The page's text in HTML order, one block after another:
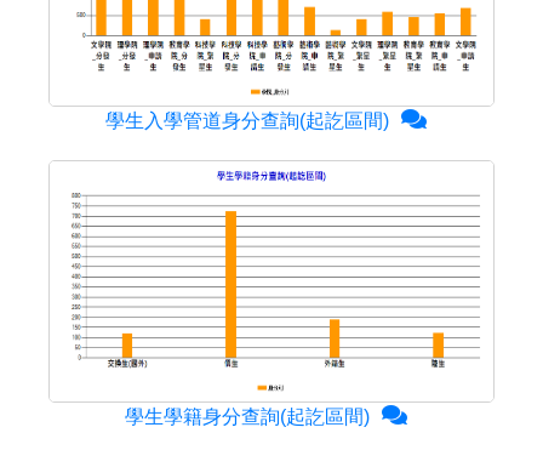
學生入學管道身分查詢(起訖區間)
學生學籍身分查詢(起訖區間)